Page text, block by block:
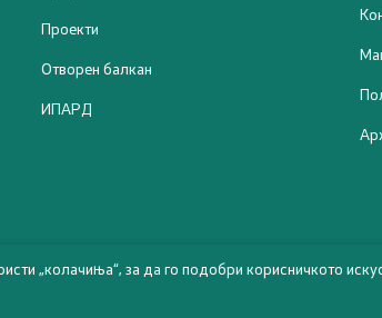
Проекти
Отворен балкан
ИПАРД
„колачиња“, за да го подобри корисничкото